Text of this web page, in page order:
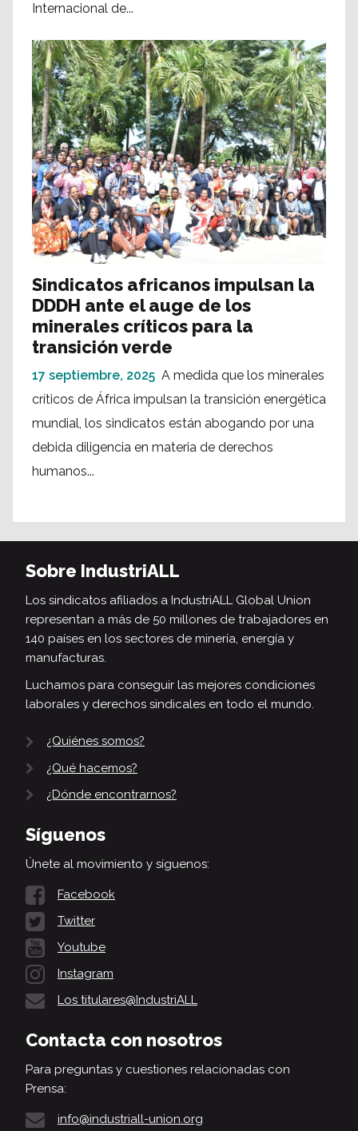
Internacional de...
Sindicatos africanos impulsan la
DDDH ante el auge de los
minerales críticos para la
transición verde
17 septiembre, 2025 A medida que los minerales
críticos de África impulsan la transición energética
mundial, los sindicatos están abogando por una
debida diligencia en materia de derechos
humanos...
Sobre IndustriALL
Los sindicatos afiliados a IndustriALL Global Union
representan a más de 50 millones de trabajadores en
140 países en los sectores de minería, energía y
manufacturas.
Luchamos para conseguir las mejores condiciones
laborales y derechos sindicales en todo el mundo.
¿Quiénes somos?
¿Qué hacemos?
¿Dónde encontrarnos?
Síguenos
Únete al movimiento y síguenos:
Facebook
Twitter
Youtube
Instagram
Los titulares@IndustriALL
Contacta con nosotros
Para preguntas y cuestiones relacionadas con
Prensa:
info@industriall-union.org